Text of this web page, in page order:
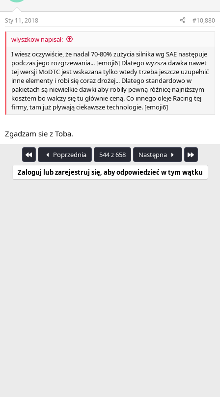
Sty 11, 2018 #10,880
wlyszkow napisał:
I wiesz oczywiście, że nadal 70-80% zużycia silnika wg SAE następuje
podczas jego rozgrzewania... [emoji6] Dlatego wyższa dawka nawet
tej wersji MoDTC jest wskazana tylko wtedy trzeba jeszcze uzupełnić
inne elementy i robi się coraz drożej... Dlatego standardowo w
pakietach są niewielkie dawki aby robiły pewną różnicę najniższym
kosztem bo walczy się tu głównie ceną. Co innego oleje Racing tej
firmy, tam już pływają ciekawsze technologie. [emoji6]
Zgadzam sie z Toba.
PierwszyPoprzednia 544 z 658 Następna
Zaloguj lub zarejestruj się, aby odpowiedzieć w tym wątku